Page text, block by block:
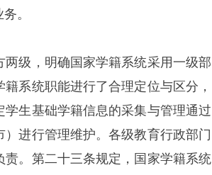
。
两级，明确国家学籍系统采用一级部
系统职能进行了合理定位与区分，
生基础学籍信息的采集与管理通过
进行管理维护。各级教育行政部门
。第二十三条规定，国家学籍系统